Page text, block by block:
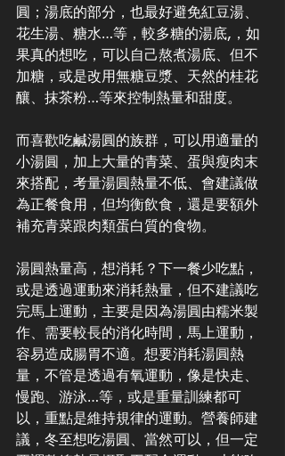
圓；湯底的部分，也最好避免紅豆湯、
花生湯、糖水…等，較多糖的湯底,，如
果真的想吃，可以自己熬煮湯底、但不
加糖，或是改用無糖豆漿、天然的桂花
釀、抹茶粉…等來控制熱量和甜度。
而喜歡吃鹹湯圓的族群，可以用適量的
小湯圓，加上大量的青菜、蛋與瘦肉末
來搭配，考量湯圓熱量不低、會建議做
為正餐食用，但均衡飲食，還是要額外
補充青菜跟肉類蛋白質的食物。
湯圓熱量高，想消耗？下一餐少吃點，
或是透過運動來消耗熱量，但不建議吃
完馬上運動，主要是因為湯圓由糯米製
作、需要較長的消化時間，馬上運動，
容易造成腸胃不適。想要消耗湯圓熱
量，不管是透過有氧運動，像是快走、
慢跑、游泳…等，或是重量訓練都可
以，重點是維持規律的運動。營養師建
議，冬至想吃湯圓、當然可以，但一定